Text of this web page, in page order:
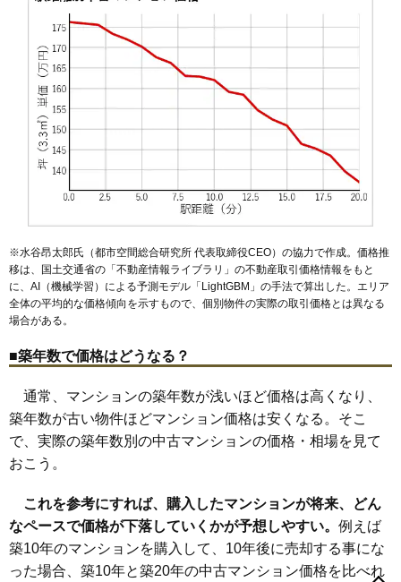
※水谷昂太郎氏（都市空間総合研究所 代表取締役CEO）の協力で作成。価格推
移は、国土交通省の「不動産情報ライブラリ 」の不動産取引価格情報をもと
に、AI（機械学習）による予測モデル「LightGBM」の手法で算出した。エリア
全体の平均的な価格傾向を示すもので、個別物件の実際の取引価格とは異なる
場合がある。
■築年数で価格はどうなる？
通常、マンションの築年数が浅いほど価格は高くなり、
築年数が古い物件ほどマンション価格は安くなる。そこ
で、実際の築年数別の中古マンションの価格・相場を見て
おこう。
これを参考にすれば、購入したマンションが将来、どん
なペースで価格が下落していくかが予想しやすい。 例えば
築10年のマンションを購入して、10年後に売却する事にな
った場合、築10年と築20年の中古マンション価格を比べれ
旭丘旭町大泉学園町大泉町春日町上石神井 北町向山小竹町